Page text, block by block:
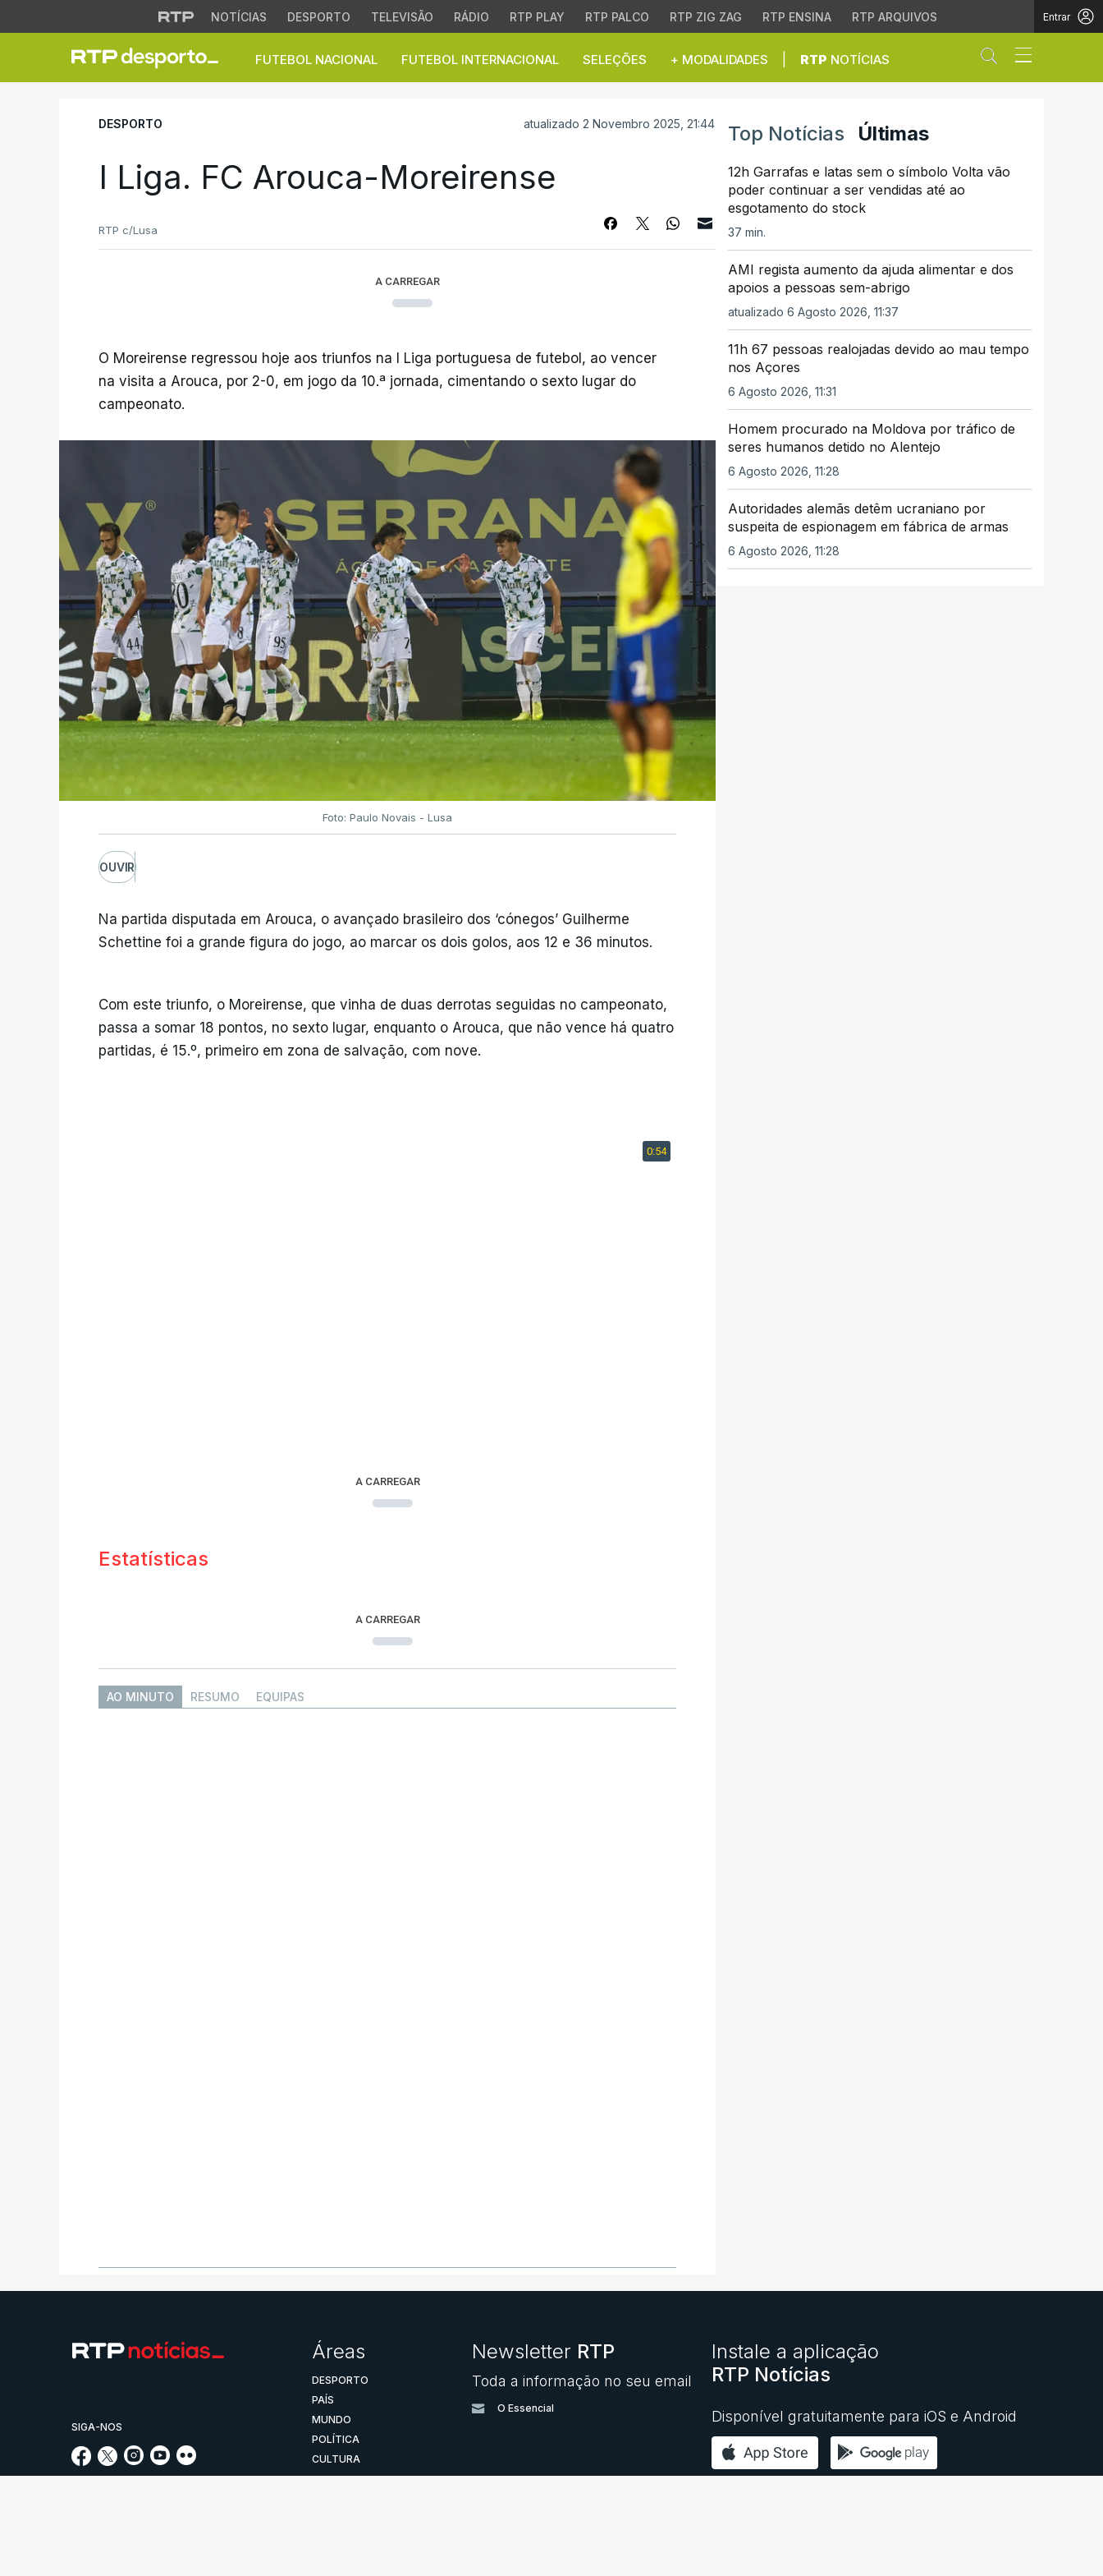
NOTÍCIAS DESPORTO TELEVISÃO RÁDIO RTP PLAY RTP PALCO RTP ZIG ZAG RTP ENSINA RTP ARQUIVOS Entrar
FUTEBOL NACIONAL FUTEBOL INTERNACIONAL SELEÇÕES + MODALIDADES RTP NOTÍCIAS Abrir campo
I Liga. FC Arouca-Moreirense
DESPORTO atualizado 2 Novembro 2025, 21:44
I Liga. FC Arouca-Moreirense
RTP c/Lusa
A CARREGAR
O Moreirense regressou hoje aos triunfos na I Liga portuguesa de futebol, ao vencer
na visita a Arouca, por 2-0, em jogo da 10.ª jornada, cimentando o sexto lugar do
campeonato.
Foto: Paulo Novais - Lusa
OUVIR
Na partida disputada em Arouca, o avançado brasileiro dos ‘cónegos’ Guilherme
Schettine foi a grande figura do jogo, ao marcar os dois golos, aos 12 e 36 minutos.
Com este triunfo, o Moreirense, que vinha de duas derrotas seguidas no campeonato,
passa a somar 18 pontos, no sexto lugar, enquanto o Arouca, que não vence há quatro
partidas, é 15.º, primeiro em zona de salvação, com nove.
A CARREGAR
Estatísticas
A CARREGAR
AO MINUTO RESUMO EQUIPAS
Top Notícias Últimas
12h Garrafas e latas sem o símbolo Volta vão
poder continuar a ser vendidas até ao
esgotamento do stock
37 min.
AMI regista aumento da ajuda alimentar e dos
apoios a pessoas sem-abrigo
atualizado 6 Agosto 2026, 11:37
11h 67 pessoas realojadas devido ao mau tempo
nos Açores
6 Agosto 2026, 11:31
Homem procurado na Moldova por tráfico de
seres humanos detido no Alentejo
6 Agosto 2026, 11:28
Autoridades alemãs detêm ucraniano por
suspeita de espionagem em fábrica de armas
6 Agosto 2026, 11:28
SIGA-NOS
Áreas
DESPORTO
PAÍS
MUNDO
POLÍTICA
CULTURA
Newsletter RTP
Toda a informação no seu email
O Essencial
Instale a aplicação
RTP Notícias
Disponível gratuitamente para iOS e Android